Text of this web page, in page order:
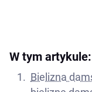
W tym artykule:
Bielizna